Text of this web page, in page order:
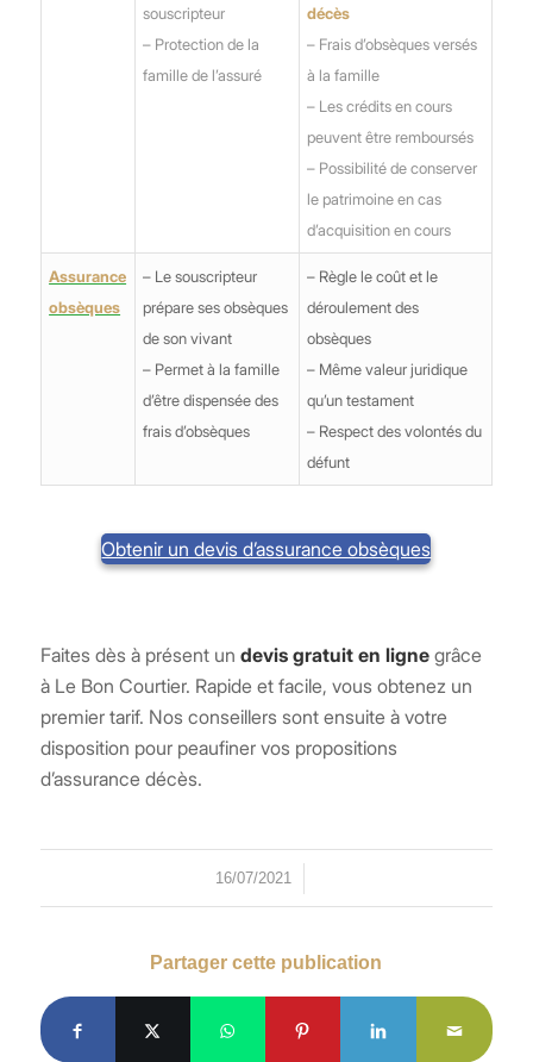
souscripteur
– Protection de la
famille de l’assuré
décès
– Frais d’obsèques versés
à la famille
– Les crédits en cours
peuvent être remboursés
– Possibilité de conserver
le patrimoine en cas
d’acquisition en cours
Assurance
obsèques
– Le souscripteur
prépare ses obsèques
de son vivant
– Permet à la famille
d’être dispensée des
frais d’obsèques
– Règle le coût et le
déroulement des
obsèques
– Même valeur juridique
qu’un testament
– Respect des volontés du
défunt
Obtenir un devis d’assurance obsèques
Faites dès à présent un devis gratuit en lignegrâce
à Le Bon Courtier. Rapide et facile, vous obtenez un
premier tarif. Nos conseillers sont ensuite à votre
disposition pour peaufiner vos propositions
d’assurance décès.
16/07/2021
/
Partager cette publication